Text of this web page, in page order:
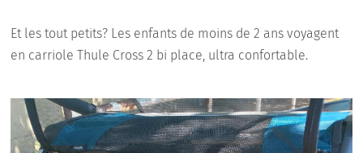
Et les tout petits? Les enfants de moins de 2 ans voyagent
en carriole Thule Cross 2 bi place, ultra confortable.